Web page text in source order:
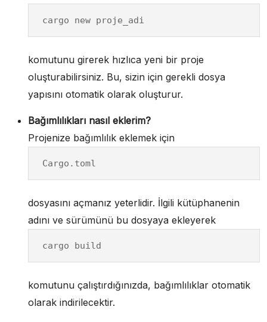
cargo new proje_adi
komutunu girerek hızlıca yeni bir proje
oluşturabilirsiniz. Bu, sizin için gerekli dosya
yapısını otomatik olarak oluşturur.
Bağımlılıkları nasıl eklerim?
Projenize bağımlılık eklemek için
Cargo.toml
dosyasını açmanız yeterlidir. İlgili kütüphanenin
adını ve sürümünü bu dosyaya ekleyerek
cargo build
komutunu çalıştırdığınızda, bağımlılıklar otomatik
olarak indirilecektir.